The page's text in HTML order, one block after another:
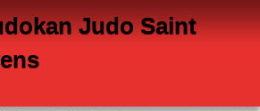
Judo Saint
cookies